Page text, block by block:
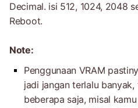
Decimal. isi 512, 1024, 2048
Reboot.
Note:
Penggunaan VRAM
jadi jangan terlalu
beberapa saja, misal